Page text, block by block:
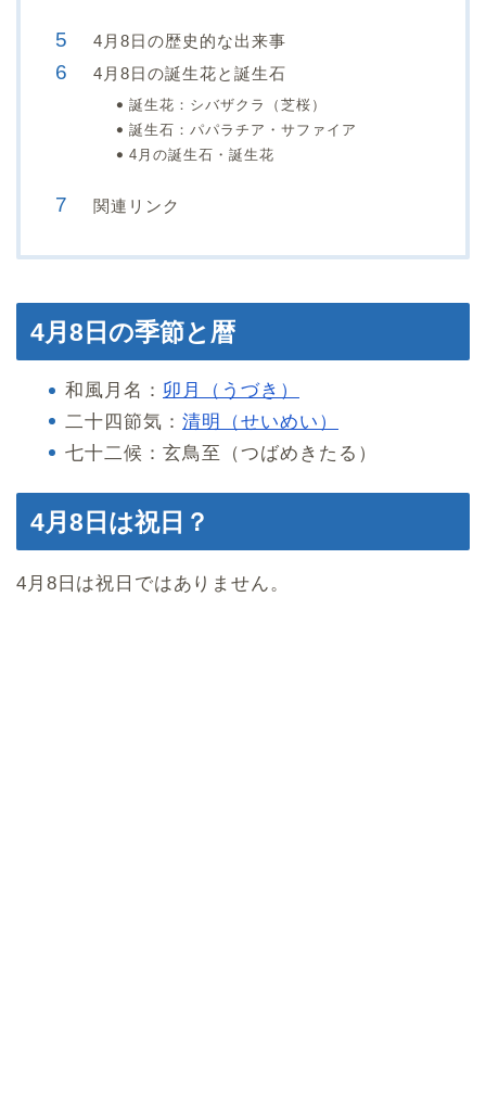
4月8日の歴史的な出来事
4月8日の誕生花と誕生石
誕生花：シバザクラ（芝桜）
誕生石：パパラチア・サファイア
4月の誕生石・誕生花
関連リンク
4月8日の季節と暦
和風月名： 卯月（うづき）
二十四節気： 清明（せいめい）
七十二候：玄鳥至（つばめきたる）
4月8日は祝日？
4月8日は祝日ではありません。